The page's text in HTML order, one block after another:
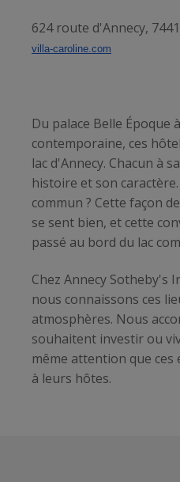
624 route d'Annecy,
villa-caroline.com
Du palace Belle Époque
contemporaine, ces
lac d'Annecy. Chacun à
histoire et son
commun ? Cette façon
se sent bien, et cette
passé au bord du lac
Chez Annecy Sotheby's
nous connaissons ces
atmosphères. Nous
souhaitent investir ou
même attention que
à leurs hôtes.